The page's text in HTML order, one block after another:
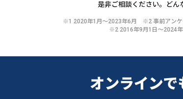
是非ご相談ください。どん
※1 2020年1月〜2023年6月 ※2 事前アンケ
※2 2016年9月1日〜2024年
オンラインで